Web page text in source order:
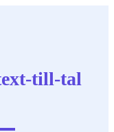
till-tal